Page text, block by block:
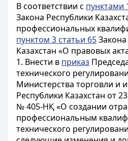
В соответствии с пунктами
Закона Республики
профессиональных
пунктом 3 статьи 65
Казахстан «О правовых
1. Внести в приказ
технического
Министерства торговли и
Республики Казахстан от
№ 405-НҚ «О создании
профессиональным
технического